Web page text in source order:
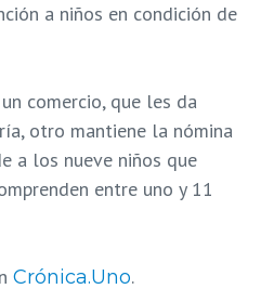
a niños en condición de
comercio, que les da
otro mantiene la nómina
a los nueve niños que
entre uno y 11
Crónica.Uno.